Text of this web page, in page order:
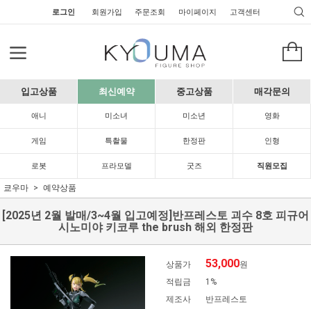
로그인 회원가입 주문조회 마이페이지 고객센터
입고상품 최신예약 중고상품 매각문의
애니 미소녀 미소년 영화
게임 특촬물 한정판 인형
로봇 프라모델 굿즈 직원모집
쿄우마 예약상품
[2025년 2월 발매/3~4월 입고예정]반프레스토 괴수 8호 피규어
시노미야 키코루 the brush 해외 한정판
상품가 53,000원
적립금
1%
제조사
반프레스토